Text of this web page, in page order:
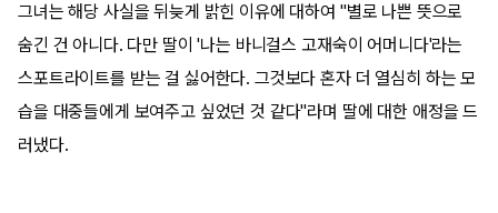
그녀는 해당 사실을 뒤늦게 밝힌 이유에 대하여 "별로 나쁜 뜻으로
숨긴 건 아니다. 다만 딸이 '나는 바니걸스 고재숙이 어머니다'라는
스포트라이트를 받는 걸 싫어한다. 그것보다 혼자 더 열심히 하는 모
습을 대중들에게 보여주고 싶었던 것 같다"라며 딸에 대한 애정을 드
러냈다.